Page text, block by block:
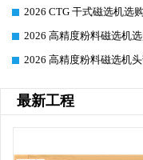
2026 CTG 干式磁选机选
2026 高精度粉料磁选机
2026 高精度粉料磁选机
最新工程